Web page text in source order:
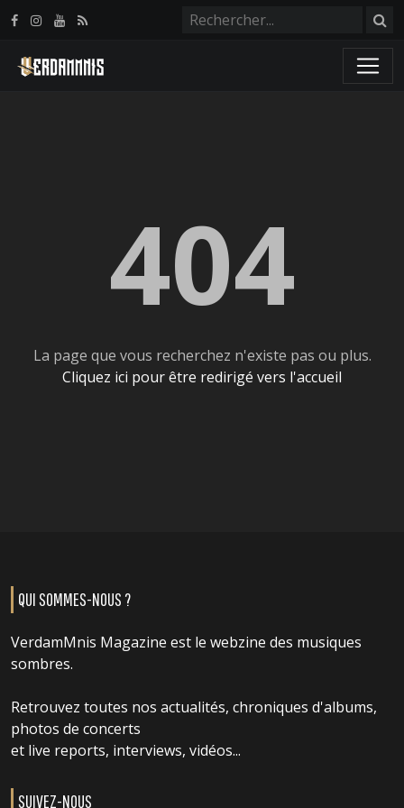
404
La page que vous recherchez n'existe pas ou plus.
Cliquez ici pour être redirigé vers l'accueil
QUI SOMMES-NOUS ?
VerdamMnis Magazine est le webzine des musiques
sombres.
Retrouvez toutes nos actualités, chroniques d'albums,
photos de concerts
et live reports, interviews, vidéos...
SUIVEZ-NOUS
Panneau de gestion des cookies